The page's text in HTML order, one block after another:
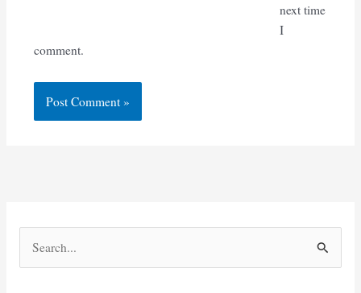
next time
I
comment.